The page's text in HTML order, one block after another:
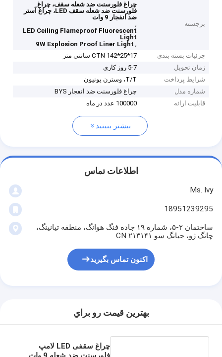
برجسته
چراغ فلورسنت ضد شعله سقف، چراغ
فلورسنت ضد شعله سقف LED، چراغ آستر
ضد انفجار 9 وات
,
LED Ceiling Flameproof Fluorescent
Light
,
9W Explosion Proof Liner Light
جزئیات بسته بندی
CTN 142*25*17 سانتی متر
زمان تحویل
5-7 روز کاری
شرایط پرداخت
T/T، وسترن یونیون
شماره مدل
چراغ فلورسنت ضد انفجار BYS
قابلیت ارائه
100000 عدد در ماه
بیشتر ببینید
اطلاعات تماس
Ms. Ivy
18951239295
ساختمان ۲-۵، شماره ۱۹ جاده فنگ هوانگ، منطقه تیانینگ،
چانگ ژو، جیانگ سو ۲۱۳۱۴۱ CN
اکنون تماس بگیرید
بهترين قيمت رو براي
چراغ سقفی LED لامپ